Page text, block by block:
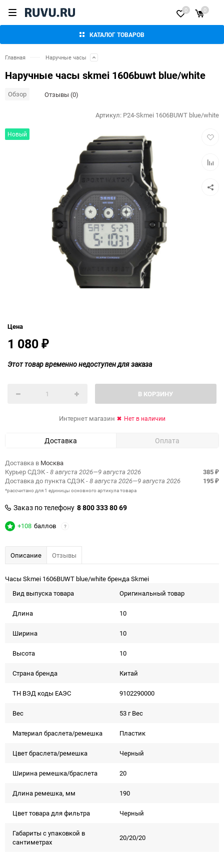
КАТАЛОГ ТОВАРОВ
0 0
Главная Наручные часы
Наручные часы skmei 1606buwt blue/white
Обзор Отзывы (0)
Новый
Артикул: P24-Skmei 1606BUWT blue/white
Цена
1 080 ₽
Этот товар временно недоступен для заказа
В КОРЗИНУ
Интернет магазин Нет в наличии
Доставка Оплата
Доставка в Москва
Курьер СДЭК- 8 августа 2026—9 августа 2026 385 ₽
Доставка до пункта СДЭК- 8 августа 2026—9 августа 2026 195 ₽
*рассчитано для 1 единицы основного артикула товара
Заказ по телефону 8 800 333 80 69
+108 баллов ?
Описание Отзывы
Часы Skmei 1606BUWT blue/white бренда Skmei
Вид выпуска товара
Оригинальный товар
Длина 10
Ширина 10
Высота 10
Страна бренда Китай
ТН ВЭД коды ЕАЭС 9102290000
Вес 53 г Вес
Материал браслета/ремешка Пластик
Цвет браслета/ремешка Черный
Ширина ремешка/браслета 20
Длина ремешка, мм 190
Цвет товара для фильтра Черный
Габариты с упаковкой в
сантиметрах
20/20/20